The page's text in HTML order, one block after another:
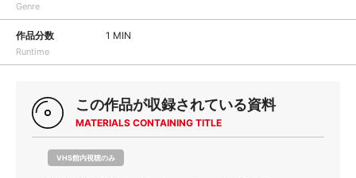
Genre
作品分数
Runtime
1 MIN
この作品が収録されている資料
MATERIALS CONTAINING TITLE
VHS館内視聴のみ